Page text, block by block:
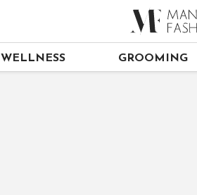
WELLNESS GROOMING